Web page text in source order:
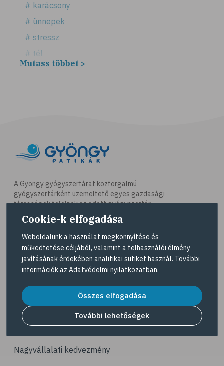
# karácsony
# ünnepek
# stressz
# tél
# fűszerek
# gyömbér
# kurkuma
# szerecsendió
# gyógynövények
# magas vérnyomás
# szív- és érrendszer
# vérnyomás
# recept
# kávé
# gasztronómia
Mutass többet >
A Gyöngy gyógyszertárat közforgalmú
gyógyszertárként üzemeltető egyes gazdasági
társaságok felelnek az adott gyógyszertár
működésért. A Gyöngy gyógyszertárak listáját és
elérhetőségeit a Gyógyszertár kereső
tekintheti meg.
Navigáció
Dermokozmetikumok
Gyöngy Patika Magazin
Nagyvállalati kedvezmény
Cookie-k elfogadása
Weboldalunk a használat megkönnyítése és
működtetése céljából, valamint a felhasználói élmény
javításának érdekében analitikai sütiket használ. További
információk az Adatvédelmi nyilatkozatban.
Összes elfogadása
További lehetőségek